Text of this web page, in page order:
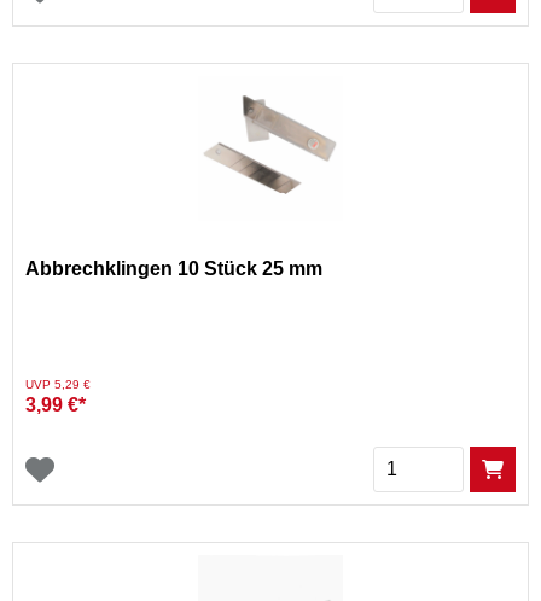
Abbrechklingen 10 Stück 25 mm
Preis reduziert von
UVP 5,29 €auf
3,99 €*
Menge